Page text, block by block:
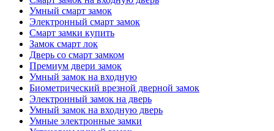
Умный смарт замок
Электронный смарт замок
Смарт замки купить
Замок смарт лок
Дверь со смарт замком
Премиум двери замок
Умный замок на входную
Биометрический врезной дверной замок
Электронный замок на дверь
Умный замок на входную дверь
Умные электронные замки